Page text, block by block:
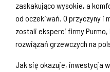
zaskakująco wysokie, a
od oczekiwań. O przyczyny i
zostali eksperci firmy
rozwiązań grzewczych na
Jak się okazuje, inwestycja